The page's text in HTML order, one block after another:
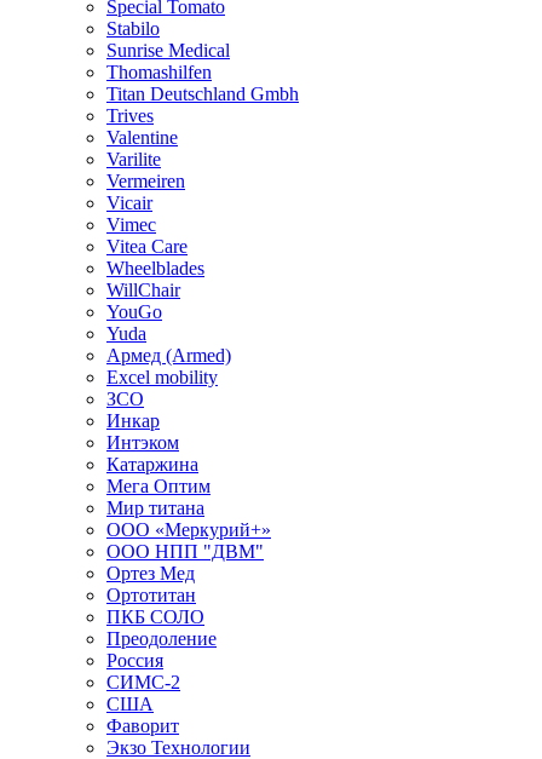
Special Tomato
Stabilo
Sunrise Medical
Thomashilfen
Titan Deutschland Gmbh
Trives
Valentine
Varilite
Vermeiren
Vicair
Vimec
Vitea Care
Wheelblades
WillChair
YouGo
Yuda
Армед (Armed)
Еxcel mobility
ЗСО
Инкар
Интэком
Катаржина
Мега Оптим
Мир титана
ООО «Меркурий+»
ООО НПП "ДВМ"
Ортез Мед
Ортотитан
ПКБ СОЛО
Преодоление
Россия
СИМС-2
США
Фаворит
Экзо Технологии